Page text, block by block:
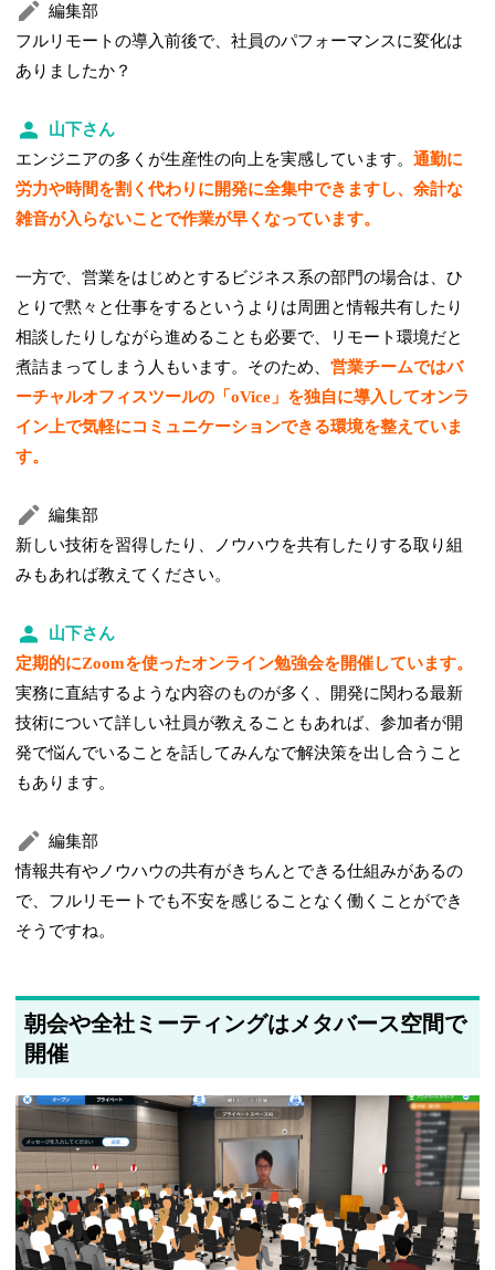
編集部
フルリモートの導入前後で、社員のパフォーマンスに変化は
ありましたか？
山下さん
エンジニアの多くが生産性の向上を実感しています。通勤に
労力や時間を割く代わりに開発に全集中できますし、余計な
雑音が入らないことで作業が早くなっています。
一方で、営業をはじめとするビジネス系の部門の場合は、ひ
とりで黙々と仕事をするというよりは周囲と情報共有したり
相談したりしながら進めることも必要で、リモート環境だと
煮詰まってしまう人もいます。そのため、営業チームではバ
ーチャルオフィスツールの「oVice」を独自に導入してオンラ
イン上で気軽にコミュニケーションできる環境を整えていま
す。
編集部
新しい技術を習得したり、ノウハウを共有したりする取り組
みもあれば教えてください。
山下さん
定期的にZoomを使ったオンライン勉強会を開催しています。
実務に直結するような内容のものが多く、開発に関わる最新
技術について詳しい社員が教えることもあれば、参加者が開
発で悩んでいることを話してみんなで解決策を出し合うこと
もあります。
編集部
情報共有やノウハウの共有がきちんとできる仕組みがあるの
で、フルリモートでも不安を感じることなく働くことができ
そうですね。
朝会や全社ミーティングはメタバース空間で
開催